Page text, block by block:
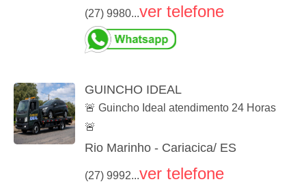
(27) 9980...ver telefone
GUINCHO IDEAL
🚨 Guincho Ideal atendimento 24 Horas
🚨
Rio Marinho - Cariacica/ ES
(27) 9992...ver telefone